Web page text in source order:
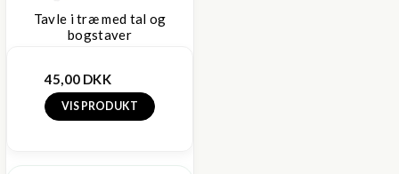
Tavle i træ med tal og
bogstaver
45,00 DKK
VIS PRODUKT